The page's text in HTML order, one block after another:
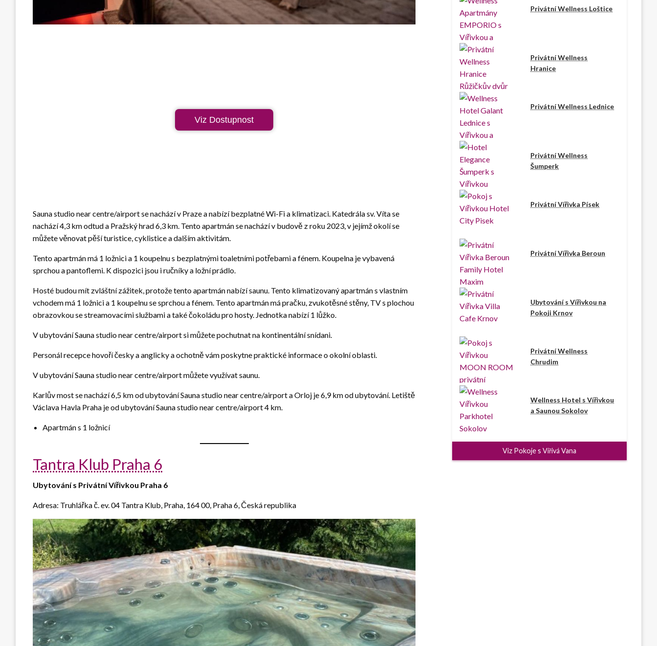
Viz Dostupnost
Sauna studio near centre/airport se nachází v Praze a nabízí bezplatné Wi-Fi a klimatizaci. Katedrála sv. Víta se
nachází 4,3 km odtud a Pražský hrad 6,3 km. Tento apartmán se nachází v budově z roku 2023, v jejímž okolí se
můžete věnovat pěší turistice, cyklistice a dalším aktivitám.
Tento apartmán má 1 ložnici a 1 koupelnu s bezplatnými toaletními potřebami a fénem. Koupelna je vybavená
sprchou a pantoflemi. K dispozici jsou i ručníky a ložní prádlo.
Hosté budou mít zvláštní zážitek, protože tento apartmán nabízí saunu. Tento klimatizovaný apartmán s vlastním
vchodem má 1 ložnici a 1 koupelnu se sprchou a fénem. Tento apartmán má pračku, zvukotěsné stěny, TV s plochou
obrazovkou se streamovacími službami a také čokoládu pro hosty. Jednotka nabízí 1 lůžko.
V ubytování Sauna studio near centre/airport si můžete pochutnat na kontinentální snídani.
Personál recepce hovoří česky a anglicky a ochotně vám poskytne praktické informace o okolní oblasti.
V ubytování Sauna studio near centre/airport můžete využívat saunu.
Karlův most se nachází 6,5 km od ubytování Sauna studio near centre/airport a Orloj je 6,9 km od ubytování. Letiště
Václava Havla Praha je od ubytování Sauna studio near centre/airport 4 km.
Apartmán s 1 ložnicí
Tantra Klub Praha 6
Ubytování s Privátní Vířivkou Praha 6
Adresa: Truhlářka č. ev. 04 Tantra Klub, Praha, 164 00, Praha 6, Česká republika
Privátní Wellness Loštice
Privátní Wellness
Hranice
Privátní Wellness Lednice
Privátní Wellness
Šumperk
Privátní Vířivka Písek
Privátní Vířivka Beroun
Ubytování s Vířivkou na
Pokoji Krnov
Privátní Wellness
Chrudim
Wellness Hotel s Vířivkou
a Saunou Sokolov
Viz Pokoje s Vířivá Vana